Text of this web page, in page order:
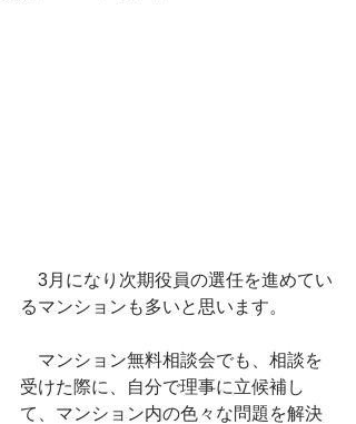
3月になり次期役員の選任を進めてい
るマンションも多いと思います。
マンション無料相談会でも、相談を
受けた際に、自分で理事に立候補し
て、マンション内の色々な問題を解決